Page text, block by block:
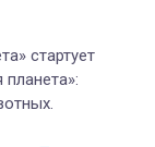
стартует